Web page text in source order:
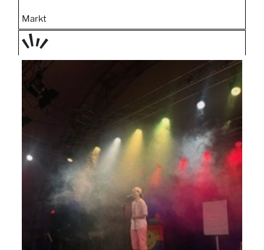
Markt
TAGE